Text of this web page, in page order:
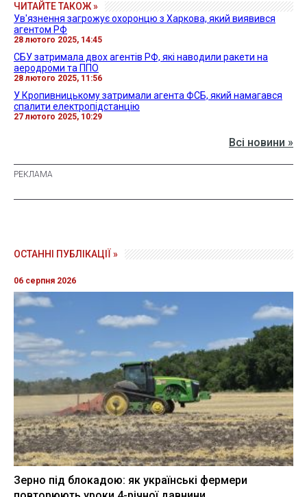
ЧИТАЙТЕ ТАКОЖ »
Ув'язнення загрожує охоронцю з Харкова, який виявився
агентом РФ
28 лютого 2025, 14:45
СБУ затримала двох агентів РФ, які наводили ракети на
аеродроми та ППО
28 лютого 2025, 11:56
У Кропивницькому затримали агента ФСБ, який намагався
спалити електропідстанцію
27 лютого 2025, 10:29
Всі новини »
ОСТАННІ ПУБЛІКАЦІЇ »
06 серпня 2026
Зерно під блокадою: як українські фермери